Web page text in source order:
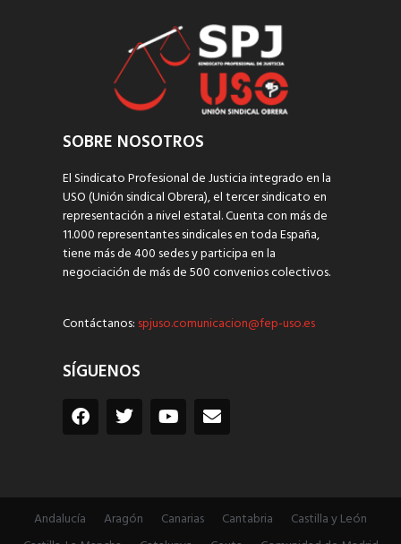
SOBRE NOSOTROS
El Sindicato Profesional de Justicia integrado en la
USO (Unión sindical Obrera), el tercer sindicato en
representación a nivel estatal. Cuenta con más de
11.000 representantes sindicales en toda España,
tiene más de 400 sedes y participa en la
negociación de más de 500 convenios colectivos.
Contáctanos: spjuso.comunicacion@fep-uso.es
SÍGUENOS
Andalucía Aragón Canarias Cantabria
Castilla y León